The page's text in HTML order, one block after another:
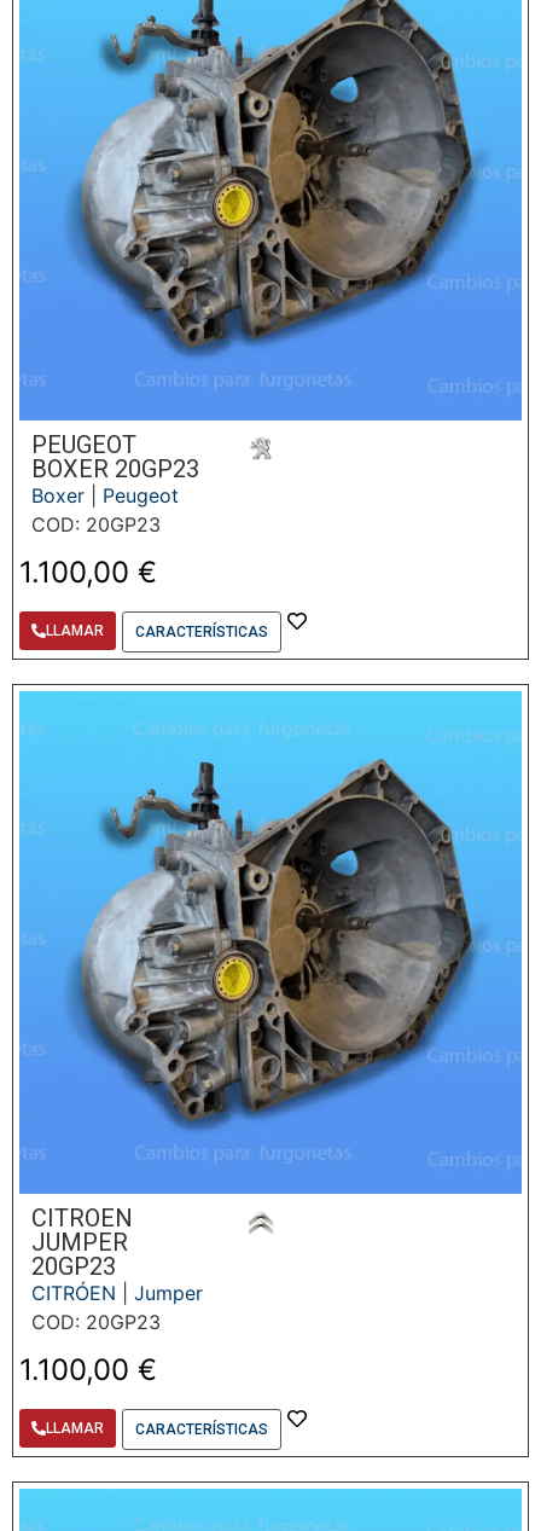
PEUGEOT
BOXER 20GP23
Boxer
Peugeot
COD: 20GP23
1.100,00 €
LLAMAR CARACTERÍSTICAS
CITROEN
JUMPER
20GP23
CITRÓEN
Jumper
COD: 20GP23
1.100,00 €
LLAMAR CARACTERÍSTICAS